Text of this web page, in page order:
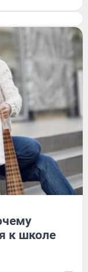
к школе